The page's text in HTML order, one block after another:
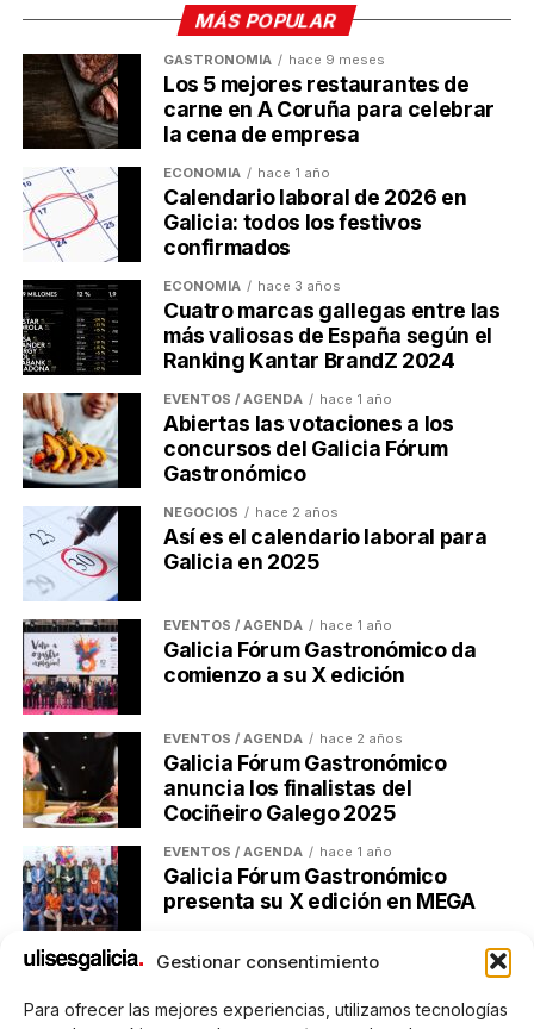
Gestionar consentimiento
Para ofrecer las mejores experiencias, utilizamos tecnologías
A CONTINUACIÓN
la extinta Cámara de Ferrol
NO TE PIERDAS
Las empresas gallegas crecen un 8 %, según el
Ulises Galicia
Actualidad económica, negocios, comunicación y marketing
digital en Galicia
MÁS POPULAR
GASTRONOMÍA hace 9 meses
Los 5 mejores restaurantes de
carne en A Coruña para celebrar
la cena de empresa
ECONOMÍA hace 1 año
Calendario laboral de 2026 en
Galicia: todos los festivos
confirmados
ECONOMÍA hace 3 años
Cuatro marcas gallegas entre las
más valiosas de España según el
Ranking Kantar BrandZ 2024
EVENTOS / AGENDA hace 1 año
Abiertas las votaciones a los
concursos del Galicia Fórum
Gastronómico
NEGOCIOS hace 2 años
Así es el calendario laboral para
Galicia en 2025
EVENTOS / AGENDA hace 1 año
Galicia Fórum Gastronómico da
comienzo a su X edición
EVENTOS / AGENDA hace 2 años
Galicia Fórum Gastronómico
anuncia los finalistas del
Cociñeiro Galego 2025
EVENTOS / AGENDA hace 1 año
Galicia Fórum Gastronómico
presenta su X edición en MEGA